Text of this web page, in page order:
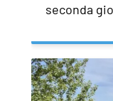
seconda